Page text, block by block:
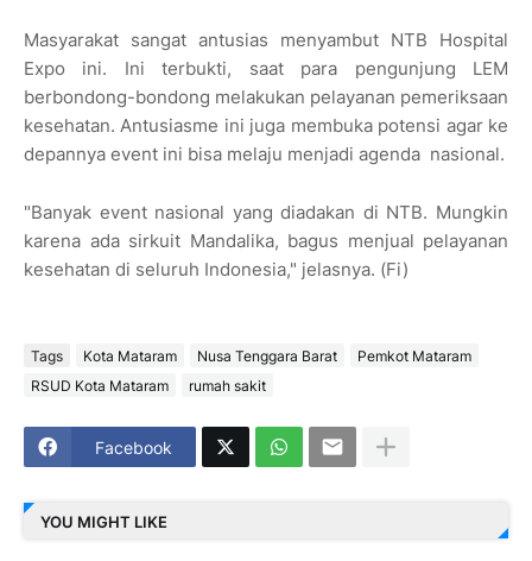
Masyarakat sangat antusias menyambut NTB Hospital
Expo ini. Ini terbukti, saat para pengunjung LEM
berbondong-bondong melakukan pelayanan pemeriksaan
kesehatan. Antusiasme ini juga membuka potensi agar ke
depannya event ini bisa melaju menjadi agenda nasional.
"Banyak event nasional yang diadakan di NTB. Mungkin
karena ada sirkuit Mandalika, bagus menjual pelayanan
kesehatan di seluruh Indonesia," jelasnya. (Fi)
Tags Kota Mataram Nusa Tenggara Barat
Pemkot Mataram
RSUD Kota Mataram
rumah sakit
Facebook
YOU MIGHT LIKE